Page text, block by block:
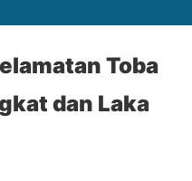
Toba
dan Laka